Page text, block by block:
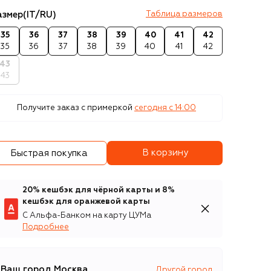
(IT/RU) Таблица размеров
35
35
36
36
37
37
38
38
39
39
40
40
41
41
42
42
43
43
Получите заказ с примеркой сегодня c 14:00
Быстрая покупка В корзину
20% кешбэк для чёрной карты и 8%
кешбэк для оранжевой карты
С Альфа-Банком на карту ЦУМа
Подробнее